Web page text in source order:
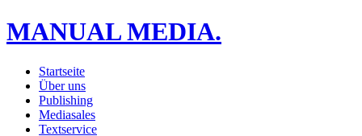
MANUAL MEDIA.
Startseite
Über uns
Publishing
Mediasales
Textservice